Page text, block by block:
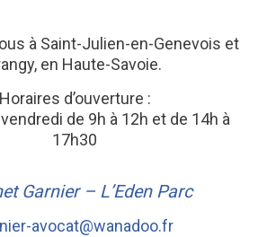
à Saint-Julien-en-Genevois et
en Haute-Savoie.
Horaires d’ouverture :
de 9h à 12h et de 14h à
17h30
Garnier – L’Eden Parc
avocat@wanadoo.fr